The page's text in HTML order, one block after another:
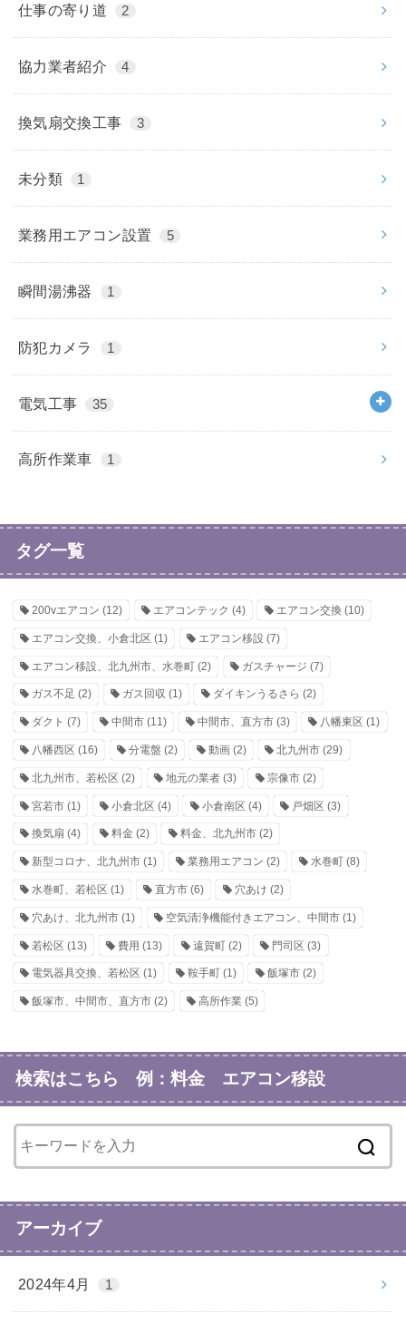
仕事の寄り道 2
協力業者紹介 4
換気扇交換工事 3
未分類 1
業務用エアコン設置 5
瞬間湯沸器 1
防犯カメラ 1
電気工事 35
高所作業車 1
タグ一覧
200vエアコン (12) エアコンテック (4) エアコン交換 (10)
エアコン交換、小倉北区 (1) エアコン移設 (7)
エアコン移設、北九州市、水巻町 (2) ガスチャージ (7)
ガス不足 (2) ガス回収 (1) ダイキンうるさら (2)
ダクト (7) 中間市(11) 中間市、直方市(3) 八幡東区 (1)
八幡西区 (16) 分電盤 (2) 動画(2) 北九州市 (29)
北九州市、若松区 (2) 地元の業者(3) 宗像市(2)
宮若市 (1) 小倉北区 (4) 小倉南区 (4) 戸畑区 (3)
換気扇 (4) 料金 (2) 料金、北九州市(2)
新型コロナ、北九州市 (1) 業務用エアコン (2) 水巻町(8)
水巻町、若松区 (1) 直方市(6) 穴あけ (2)
穴あけ、北九州市 (1) 空気清浄機能付きエアコン、中間市(1)
若松区 (13) 費用 (13) 遠賀町(2) 門司区 (3)
電気器具交換、若松区 (1) 鞍手町(1) 飯塚市(2)
飯塚市、中間市、直方市 (2) 高所作業(5)
検索はこちら 例：料金 エアコン移設
アーカイブ
2024年4月 1